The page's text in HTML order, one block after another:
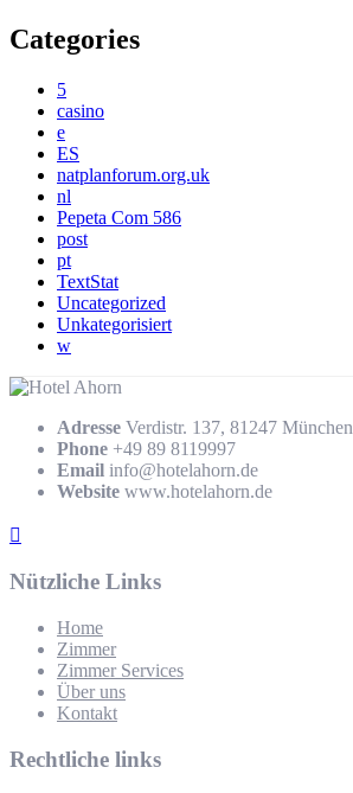
Categories
5
casino
e
ES
natplanforum.org.uk
nl
Pepeta Com 586
post
pt
TextStat
Uncategorized
Unkategorisiert
w
Adresse Verdistr. 137, 81247 München
Phone +49 89 8119997
Email info@hotelahorn.de
Website www.hotelahorn.de
Nützliche Links
Home
Zimmer
Zimmer Services
Über uns
Kontakt
Rechtliche links